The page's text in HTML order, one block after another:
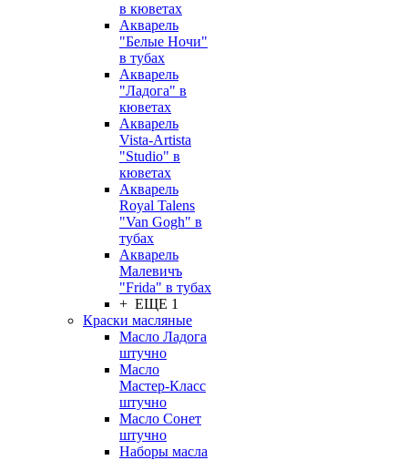
в кюветах
Акварель
"Белые Ночи"
в тубах
Акварель
"Ладога" в
кюветах
Акварель
Vista-Artista
"Studio" в
кюветах
Акварель
Royal Talens
"Van Gogh" в
тубах
Акварель
Малевичъ
"Frida" в тубах
+ ЕЩЕ 1
Краски масляные
Масло Ладога
штучно
Масло
Мастер-Класс
штучно
Масло Сонет
штучно
Наборы масла